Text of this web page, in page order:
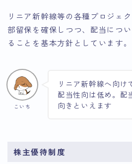
リニア新幹線等の各種プロジェ
部留保を確保しつつ、配当につ
ることを基本方針としています。
こいち
リニア新幹線へ向け
配当性向は低め。配
向きといえます
株主優待制度